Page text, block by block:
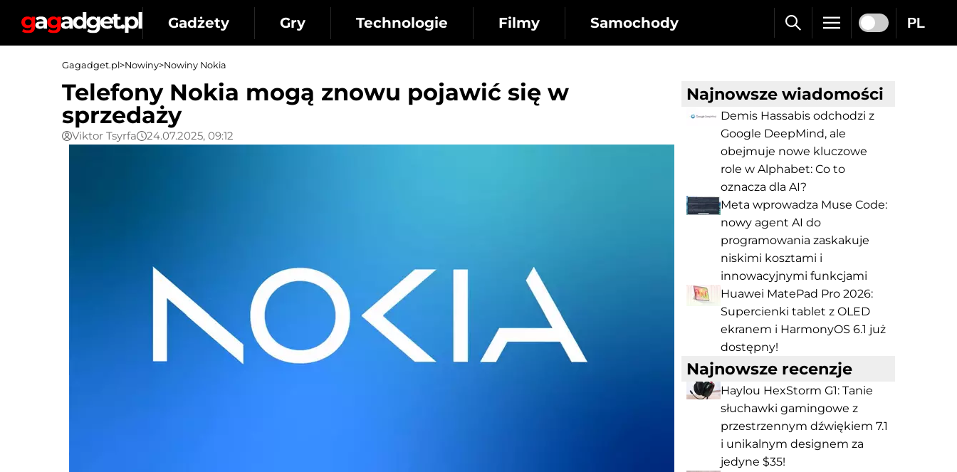
Gadżety Gry Technologie Filmy Samochody PL
Gagadget.pl>Nowiny>Nowiny Nokia
Telefony Nokia mogą znowu pojawić się w
sprzedaży
Viktor Tsyrfa 24.07.2025, 09:12
Najnowsze wiadomości
Demis Hassabis odchodzi z
Google DeepMind, ale
obejmuje nowe kluczowe
role w Alphabet: Co to
oznacza dla AI?
Meta wprowadza Muse Code:
nowy agent AI do
programowania zaskakuje
niskimi kosztami i
innowacyjnymi funkcjami
Huawei MatePad Pro 2026:
Supercienki tablet z OLED
ekranem i HarmonyOS 6.1 już
dostępny!
Najnowsze recenzje
Haylou HexStorm G1: Tanie
słuchawki gamingowe z
przestrzennym dźwiękiem 7.1
i unikalnym designem za
jedyne $35!